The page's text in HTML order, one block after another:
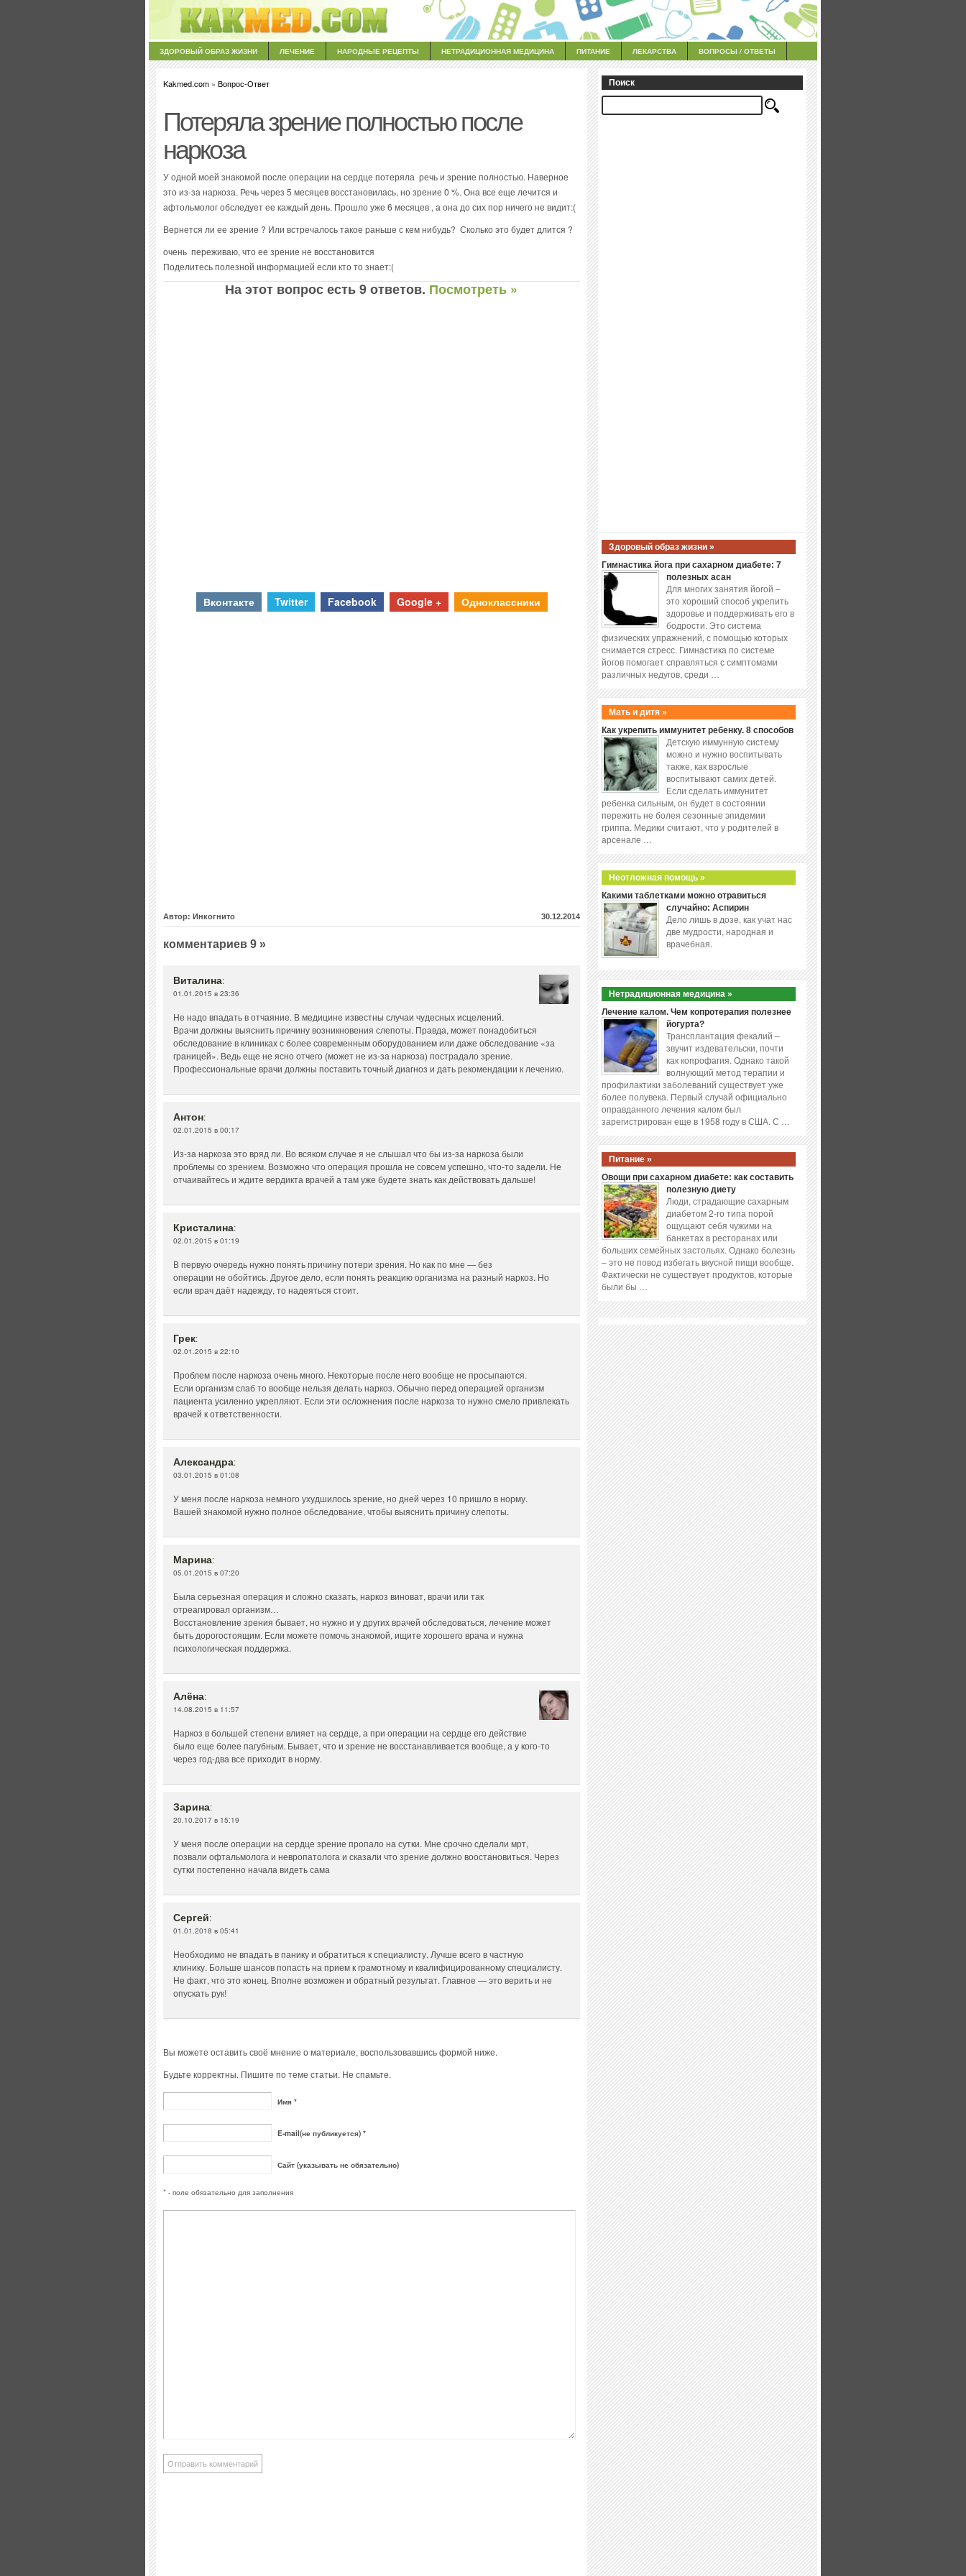
ЗДОРОВЫЙ ОБРАЗ ЖИЗНИ ЛЕЧЕНИЕ НАРОДНЫЕ РЕЦЕПТЫ НЕТРАДИЦИОННАЯ МЕДИЦИНА ПИТАНИЕ ЛЕКАРСТВА ВОПРОСЫ / ОТВЕТЫ
Kakmed.com » Вопрос-Ответ
Потеряла зрение полностью после
наркоза
У одной моей знакомой после операции на сердце потеряла речь и зрение полностью. Наверное
это из-за наркоза. Речь через 5 месяцев восстановилась, но зрение 0 %. Она все еще лечится и
афтольмолог обследует ее каждый день. Прошло уже 6 месяцев , а она до сих пор ничего не видит:(
Вернется ли ее зрение ? Или встречалось такое раньше с кем нибудь? Сколько это будет длится ?
очень переживаю, что ее зрение не восстановится
Поделитесь полезной информацией если кто то знает:(
На этот вопрос есть 9 ответов. Посмотреть »
Вконтакте Twitter Facebook Google + Одноклассники
Автор: Инкогнито 30.12.2014
комментариев 9 »
Виталина:
01.01.2015 в 23:36
Не надо впадать в отчаяние. В медицине известны случаи чудесных исцелений.
Врачи должны выяснить причину возникновения слепоты. Правда, может понадобиться
обследование в клиниках с более современным оборудованием или даже обследование «за
границей». Ведь еще не ясно отчего (может не из-за наркоза) пострадало зрение.
Профессиональные врачи должны поставить точный диагноз и дать рекомендации к лечению.
Антон:
02.01.2015 в 00:17
Из-за наркоза это вряд ли. Во всяком случае я не слышал что бы из-за наркоза были
проблемы со зрением. Возможно что операция прошла не совсем успешно, что-то задели. Не
отчаивайтесь и ждите вердикта врачей а там уже будете знать как действовать дальше!
Кристалина:
02.01.2015 в 01:19
В первую очередь нужно понять причину потери зрения. Но как по мне — без
операции не обойтись. Другое дело, если понять реакцию организма на разный наркоз. Но
если врач даёт надежду, то надеяться стоит.
Грек:
02.01.2015 в 22:10
Проблем после наркоза очень много. Некоторые после него вообще не просыпаются.
Если организм слаб то вообще нельзя делать наркоз. Обычно перед операцией организм
пациента усиленно укрепляют. Если эти осложнения после наркоза то нужно смело привлекать
врачей к ответственности.
Александра:
03.01.2015 в 01:08
У меня после наркоза немного ухудшилось зрение, но дней через 10 пришло в норму.
Вашей знакомой нужно полное обследование, чтобы выяснить причину слепоты.
Марина:
05.01.2015 в 07:20
Была серьезная операция и сложно сказать, наркоз виноват, врачи или так
отреагировал организм…
Восстановление зрения бывает, но нужно и у других врачей обследоваться, лечение может
быть дорогостоящим. Если можете помочь знакомой, ищите хорошего врача и нужна
психологическая поддержка.
Алёна:
14.08.2015 в 11:57
Наркоз в большей степени влияет на сердце, а при операции на сердце его действие
было еще более пагубным. Бывает, что и зрение не восстанавливается вообще, а у кого-то
через год-два все приходит в норму.
Зарина:
20.10.2017 в 15:19
У меня после операции на сердце зрение пропало на сутки. Мне срочно сделали мрт,
позвали офтальмолога и невропатолога и сказали что зрение должно воостановиться. Через
сутки постепенно начала видеть сама
Сергей:
01.01.2018 в 05:41
Необходимо не впадать в панику и обратиться к специалисту. Лучше всего в частную
клинику. Больше шансов попасть на прием к грамотному и квалифицированному специалисту.
Не факт, что это конец. Вполне возможен и обратный результат. Главное — это верить и не
опускать рук!
Вы можете оставить своё мнение о материале, воспользовавшись формой ниже.
Будьте корректны. Пишите по теме статьи. Не спамьте.
Имя *
E-mail(не публикуется) *
Сайт (указывать не обязательно)
* - поле обязательно для заполнения
Поиск
Здоровый образ жизни »
Гимнастика йога при сахарном диабете: 7
полезных асан
Для многих занятия йогой –
это хороший способ укрепить
здоровье и поддерживать его в
бодрости. Это система
физических упражнений, с помощью которых
снимается стресс. Гимнастика по системе
йогов помогает справляться с симптомами
различных недугов, среди …
Мать и дитя »
Как укрепить иммунитет ребенку. 8 способов
Детскую иммунную систему
можно и нужно воспитывать
также, как взрослые
воспитывают самих детей.
Если сделать иммунитет
ребенка сильным, он будет в состоянии
пережить не болея сезонные эпидемии
гриппа. Медики считают, что у родителей в
арсенале …
Неотложная помощь »
Какими таблетками можно отравиться
случайно: Аспирин
Дело лишь в дозе, как учат нас
две мудрости, народная и
врачебная.
Нетрадиционная медицина »
Лечение калом. Чем копротерапия полезнее
йогурта?
Трансплантация фекалий –
звучит издевательски, почти
как копрофагия. Однако такой
волнующий метод терапии и
профилактики заболеваний существует уже
более полувека. Первый случай официально
оправданного лечения калом был
зарегистрирован еще в 1958 году в США. С …
Питание »
Овощи при сахарном диабете: как составить
полезную диету
Люди, страдающие сахарным
диабетом 2-го типа порой
ощущают себя чужими на
банкетах в ресторанах или
больших семейных застольях. Однако болезнь
– это не повод избегать вкусной пищи вообще.
Фактически не существует продуктов, которые
были бы …